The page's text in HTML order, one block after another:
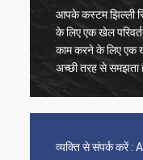
आपके कस्टम झिल्ली
के लिए एक खेल
काम करने के लिए एक
अच्छी तरह से समझता
व्यक्ति से संपर्क करें :